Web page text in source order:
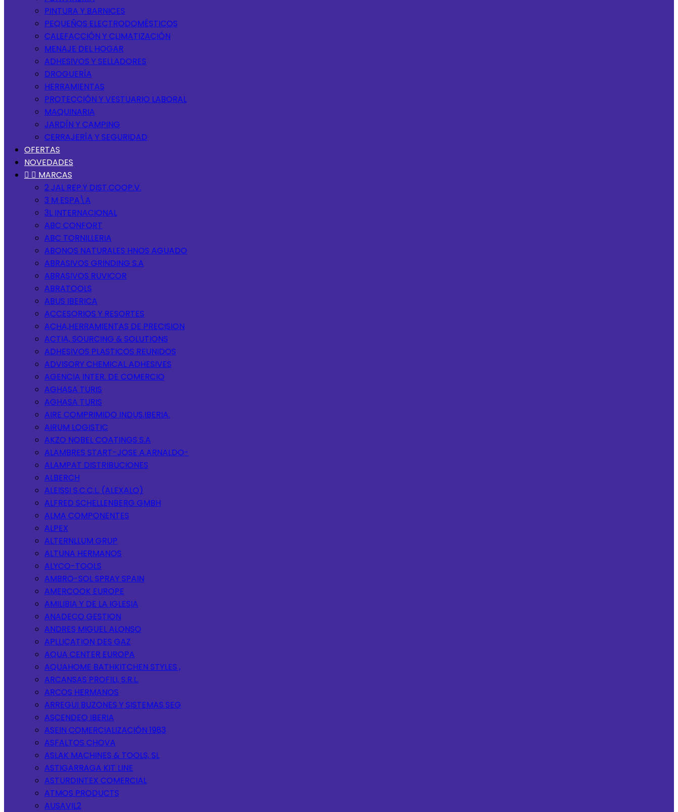
PINTURA Y BARNICES
PEQUEÑOS ELECTRODOMÉSTICOS
CALEFACCIÓN Y CLIMATIZACIÓN
MENAJE DEL HOGAR
ADHESIVOS Y SELLADORES
DROGUERÍA
HERRAMIENTAS
PROTECCIÓN Y VESTUARIO LABORAL
MAQUINARIA
JARDÍN Y CAMPING
CERRAJERÍA Y SEGURIDAD
OFERTAS
NOVEDADES
  MARCAS
2 JAL REP.Y DIST.COOP.V.
3 M ESPA\A
3L INTERNACIONAL
ABC CONFORT
ABC TORNILLERIA
ABONOS NATURALES HNOS AGUADO
ABRASIVOS GRINDING S.A
ABRASIVOS RUVICOR
ABRATOOLS
ABUS IBERICA
ACCESORIOS Y RESORTES
ACHA,HERRAMIENTAS DE PRECISION
ACTIA, SOURCING & SOLUTIONS
ADHESIVOS PLASTICOS REUNIDOS
ADVISORY CHEMICAL ADHESIVES
AGENCIA INTER. DE COMERCIO
AGHASA TURIS
AGHASA TURIS
AIRE COMPRIMIDO INDUS.IBERIA.
AIRUM LOGISTIC
AKZO NOBEL COATINGS S.A
ALAMBRES START-JOSE A.ARNALDO-
ALAMPAT DISTRIBUCIONES
ALBERCH
ALEISSI S.C.C.L. (ALEXALO)
ALFRED SCHELLENBERG GMBH
ALMA COMPONENTES
ALPEX
ALTERNLLUM GRUP
ALTUNA HERMANOS
ALYCO-TOOLS
AMBRO-SOL SPRAY SPAIN
AMERCOOK EUROPE
AMILIBIA Y DE LA IGLESIA
ANADECO GESTION
ANDRES MIGUEL ALONSO
APLLICATION DES GAZ
AQUA CENTER EUROPA
AQUAHOME BATHKITCHEN STYLES ,
ARCANSAS PROFILI, S.R.L.
ARCOS HERMANOS
ARREGUI BUZONES Y SISTEMAS SEG
ASCENDEO IBERIA
ASEIN COMERCIALIZACIÓN 1983
ASFALTOS CHOVA
ASLAK MACHINES & TOOLS, SL
ASTIGARRAGA KIT LINE
ASTURDINTEX COMERCIAL
ATMOS PRODUCTS
AUSAVIL2